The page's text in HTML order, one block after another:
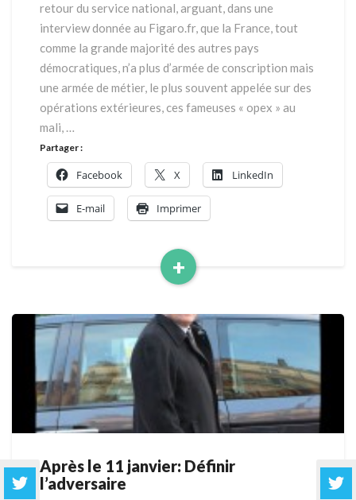
de
solution
miracle.
Il
faut
tout
revoir
retour du service national, arguant, dans une
interview donnée au Figaro.fr, que la France, tout
comme la grande majorité des autres pays
démocratiques, n’a plus d’armée de conscription mais
une armée de métier, le plus souvent appelée sur des
opérations extérieures, ces fameuses « opex » au
mali, …
+
Read
Partager :
Facebook X LinkedIn
E-mail Imprimer
Après
le
Après le 11 janvier: Définir
l’adversaire